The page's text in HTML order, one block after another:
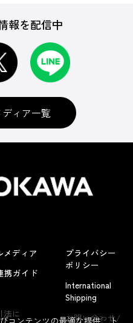
よくあるお問い合わせ
報を配信中
ィア一覧
メディア
携ガイド
法に
プライバシー
ポリシー
International
Shipping
お問い合わせ/